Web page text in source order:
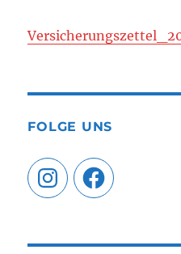
FOLGE UNS
InstagramFacebook